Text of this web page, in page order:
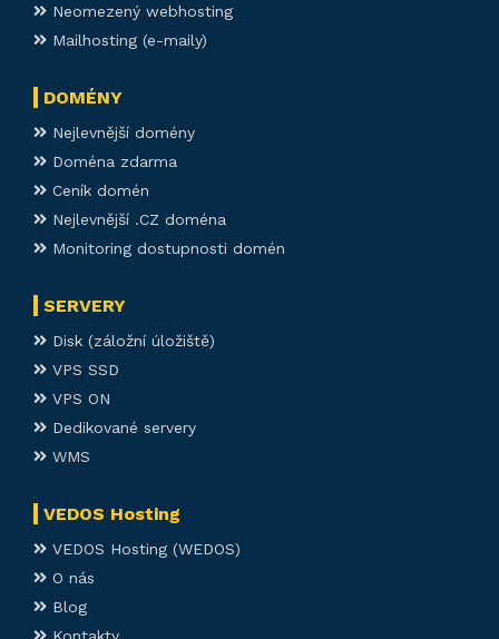
Neomezený webhosting
Mailhosting (e-maily)
DOMÉNY
Nejlevnější domény
Doména zdarma
Ceník domén
Nejlevnější .CZ doména
Monitoring dostupnosti domén
SERVERY
Disk (záložní úložiště)
VPS SSD
VPS ON
Dedikované servery
WMS
VEDOS Hosting
VEDOS Hosting (WEDOS)
O nás
Blog
Kontakty